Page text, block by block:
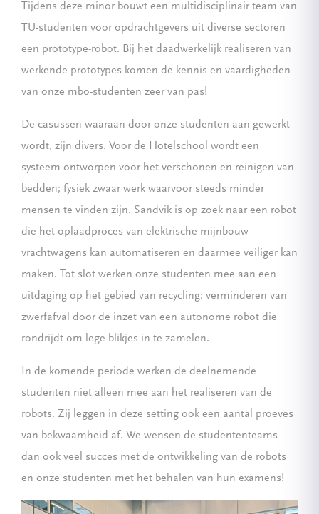
Tijdens deze minor bouwt een multidisciplinair team van
TU-studenten voor opdrachtgevers uit diverse sectoren
een prototype-robot. Bij het daadwerkelijk realiseren van
werkende prototypes komen de kennis en vaardigheden
van onze mbo-studenten zeer van pas!
De casussen waaraan door onze studenten aan gewerkt
wordt, zijn divers. Voor de Hotelschool wordt een
systeem ontworpen voor het verschonen en reinigen van
bedden; fysiek zwaar werk waarvoor steeds minder
mensen te vinden zijn. Sandvik is op zoek naar een robot
die het oplaadproces van elektrische mijnbouw-
vrachtwagens kan automatiseren en daarmee veiliger kan
maken. Tot slot werken onze studenten mee aan een
uitdaging op het gebied van recycling: verminderen van
zwerfafval door de inzet van een autonome robot die
rondrijdt om lege blikjes in te zamelen.
In de komende periode werken de deelnemende
studenten niet alleen mee aan het realiseren van de
robots. Zij leggen in deze setting ook een aantal proeves
van bekwaamheid af. We wensen de studententeams
dan ook veel succes met de ontwikkeling van de robots
en onze studenten met het behalen van hun examens!